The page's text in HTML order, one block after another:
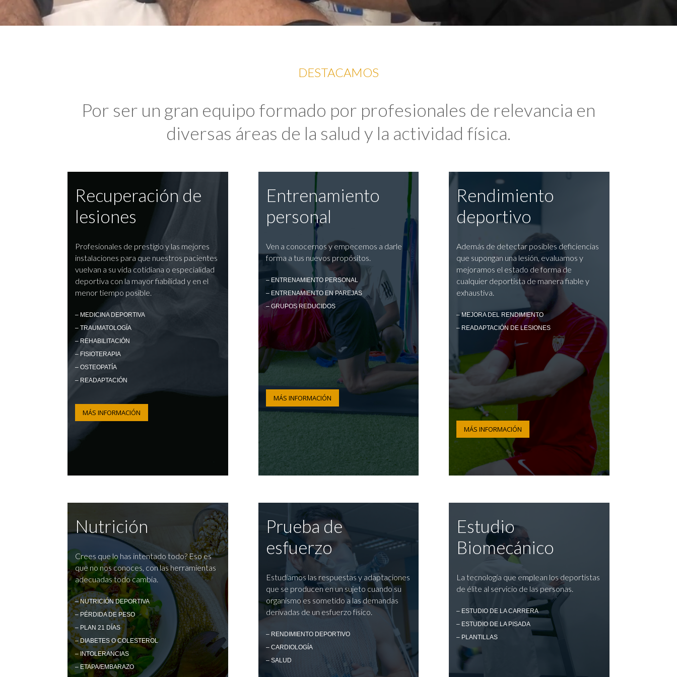
DESTACAMOS
Por ser un gran equipo formado por profesionales de relevancia en
diversas áreas de la salud y la actividad física.
Recuperación de
lesiones
Profesionales de prestigio y las mejores
instalaciones para que nuestros pacientes
vuelvan a su vida cotidiana o especialidad
deportiva con la mayor fiabilidad y en el
menor tiempo posible.
– MEDICINA DEPORTIVA
– TRAUMATOLOGÍA
– REHABILITACIÓN
– FISIOTERAPIA
– OSTEOPATÍA
– READAPTACIÓN
MÁS INFORMACIÓN
Entrenamiento
personal
Ven a conocernos y empecemos a darle
forma a tus nuevos propósitos.
– ENTRENAMIENTO PERSONAL
– ENTRENAMIENTO EN PAREJAS
– GRUPOS REDUCIDOS
MÁS INFORMACIÓN
Rendimiento
deportivo
Además de detectar posibles deficiencias
que supongan una lesión, evaluamos y
mejoramos el estado de forma de
cualquier deportista de manera fiable y
exhaustiva.
– MEJORA DEL RENDIMIENTO
– READAPTACIÓN DE LESIONES
MÁS INFORMACIÓN
Nutrición
Crees que lo has intentado todo? Eso es
que no nos conoces, con las herramientas
adecuadas todo cambia.
– NUTRICIÓN DEPORTIVA
– PÉRDIDA DE PESO
– PLAN 21 DÍAS
– DIABETES O COLESTEROL
– INTOLERANCIAS
– ETAPA/EMBARAZO
Prueba de
esfuerzo
Estudiamos las respuestas y adaptaciones
que se producen en un sujeto cuando su
organismo es sometido a las demandas
derivadas de un esfuerzo físico.
– RENDIMIENTO DEPORTIVO
– CARDIOLOGÍA
– SALUD
Estudio
Biomecánico
La tecnología que emplean los deportistas
de élite al servicio de las personas.
– ESTUDIO DE LA CARRERA
– ESTUDIO DE LA PISADA
– PLANTILLAS